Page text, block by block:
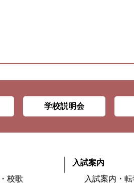
学校説明会
校歌
入試案内
入試案内・